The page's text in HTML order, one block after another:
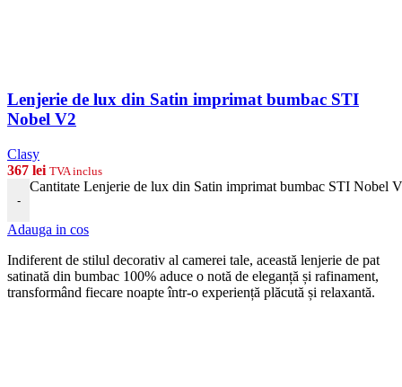
Lenjerie de lux din Satin imprimat bumbac STI
Nobel V2
Clasy
367 lei TVA inclus
-
Cantitate Lenjerie de lux din Satin imprimat bumbac STI Nobel
Adauga in cos
Indiferent de stilul decorativ al camerei tale, această lenjerie de pat
satinată din bumbac 100% aduce o notă de eleganță și rafinament,
transformând fiecare noapte într-o experiență plăcută și relaxantă.